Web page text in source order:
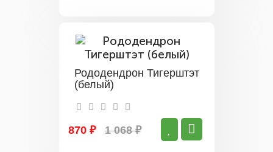
Рододендрон Тигерштэт
(белый)
870 ₽ 1 068 ₽